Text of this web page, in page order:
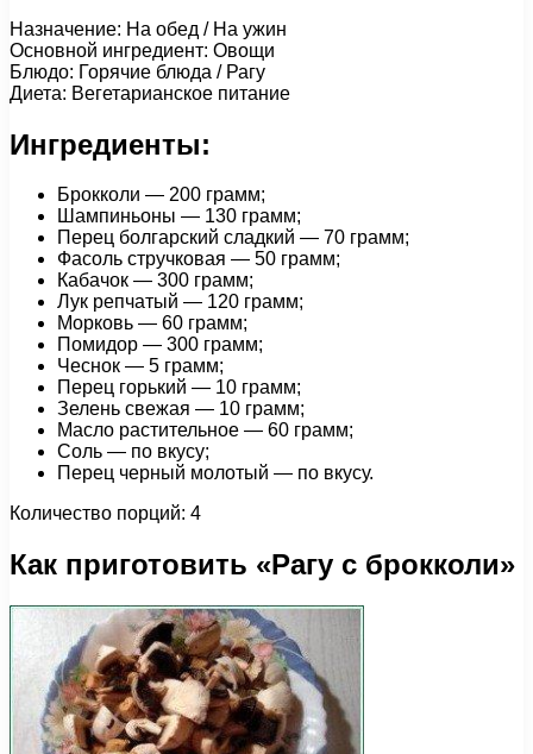
Назначение: На обед / На ужин
Основной ингредиент: Овощи
Блюдо: Горячие блюда / Рагу
Диета: Вегетарианское питание
Ингредиенты:
Брокколи — 200 грамм;
Шампиньоны — 130 грамм;
Перец болгарский сладкий — 70 грамм;
Фасоль стручковая — 50 грамм;
Кабачок — 300 грамм;
Лук репчатый — 120 грамм;
Морковь — 60 грамм;
Помидор — 300 грамм;
Чеснок — 5 грамм;
Перец горький — 10 грамм;
Зелень свежая — 10 грамм;
Масло растительное — 60 грамм;
Соль — по вкусу;
Перец черный молотый — по вкусу.
Количество порций: 4
Как приготовить «Рагу с брокколи»